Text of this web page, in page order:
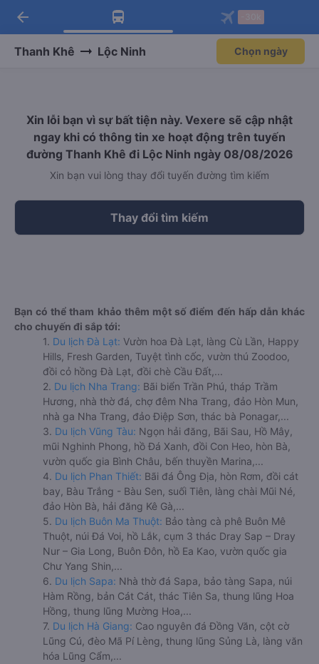
Tải app Vexere ngay!
Nhận ưu đãi thành viên độc
Mở app
Tải app Vexere
-30k/ghế khi đặt vé máy bay qua
Mở app
arrow_back
Thanh Khê Lộc Ninh Chọn ngày
Xin lỗi bạn vì sự bất tiện này. Vexere sẽ cập nhật
ngay khi có thông tin xe hoạt động trên tuyến
đường Thanh Khê đi Lộc Ninh ngày 08/08/2026
Xin bạn vui lòng thay đổi tuyến đường tìm kiếm
Thay đổi tìm kiếm
Bạn có thể tham khảo thêm một số điểm đến hấp dẫn khác
cho chuyến đi sắp tới:
1. Du lịch Đà Lạt: Vườn hoa Đà Lạt, làng Cù Lần, Happy
Hills, Fresh Garden, Tuyệt tình cốc, vườn thú Zoodoo,
đồi cỏ hồng Đà Lạt, đồi chè Cầu Đất,...
2. Du lịch Nha Trang: Bãi biển Trần Phú, tháp Trầm
Hương, nhà thờ đá, chợ đêm Nha Trang, đảo Hòn Mun,
nhà ga Nha Trang, đảo Điệp Sơn, thác bà Ponagar,...
3. Du lịch Vũng Tàu: Ngọn hải đăng, Bãi Sau, Hồ Mây,
mũi Nghinh Phong, hồ Đá Xanh, đồi Con Heo, hòn Bà,
vườn quốc gia Bình Châu, bến thuyền Marina,...
4. Du lịch Phan Thiết: Bãi đá Ông Địa, hòn Rơm, đồi cát
bay, Bàu Trắng - Bàu Sen, suối Tiên, làng chài Mũi Né,
đảo Hòn Bà, hải đăng Kê Gà,...
5. Du lịch Buôn Ma Thuột: Bảo tàng cà phê Buôn Mê
Thuột, núi Đá Voi, hồ Lắk, cụm 3 thác Dray Sap – Dray
Nur – Gia Long, Buôn Đôn, hồ Ea Kao, vườn quốc gia
Chư Yang Shin,...
6. Du lịch Sapa: Nhà thờ đá Sapa, bảo tàng Sapa, núi
Hàm Rồng, bản Cát Cát, thác Tiên Sa, thung lũng Hoa
Hồng, thung lũng Mường Hoa,...
7. Du lịch Hà Giang: Cao nguyên đá Đồng Văn, cột cờ
Lũng Cú, đèo Mã Pí Lèng, thung lũng Sủng Là, làng văn
hóa Lũng Cẩm,...